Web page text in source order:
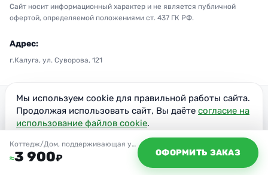
Коттедж/Дом, поддерживающая уборка
≈3 900₽ ОФОРМИТЬ ЗАКАЗ
Сайт носит информационный характер и не является публичной
офертой, определяемой положениями ст. 437 ГК РФ.
Адрес:
г.Калуга, ул. Суворова, 121
© 2020–2026 ООО «НОВА» — клининговая
компания в Калуге
Политика конфиденциальности
ИНН: 7716949113
Мы используем cookie для правильной работы сайта.
Продолжая использовать сайт, Вы даёте согласие на
использование файлов cookie.
Согласен